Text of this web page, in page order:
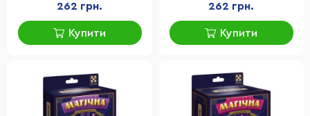
262 грн.
Купити
262 грн.
Купити